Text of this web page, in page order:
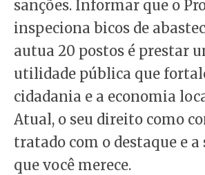
sanções. Informar que o
inspeciona bicos de
autua 20 postos é prestar
utilidade pública que
cidadania e a economia
Atual, o seu direito como
tratado com o destaque e a
que você merece.